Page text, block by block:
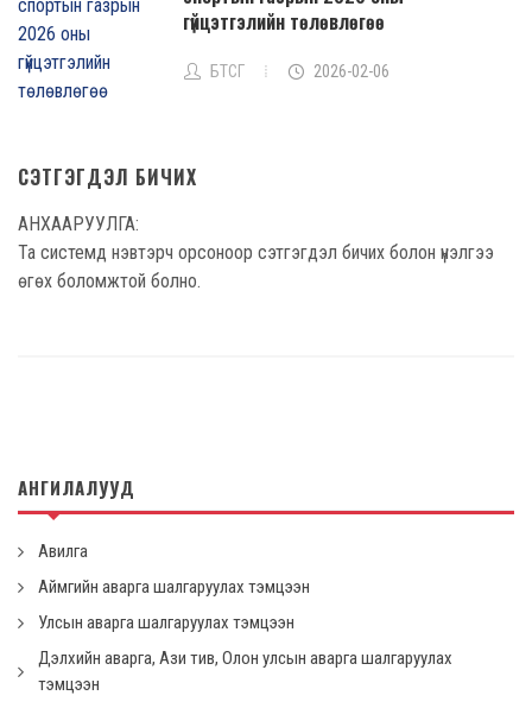
гүйцэтгэлийн төлөвлөгөө
БТСГ 2026-02-06
СЭТГЭГДЭЛ БИЧИХ
АНХААРУУЛГА:
Та системд нэвтэрч орсоноор сэтгэгдэл бичих болон үнэлгээ
өгөх боломжтой болно.
АНГИЛАЛУУД
Авилга
Аймгийн аварга шалгаруулах тэмцээн
Улсын аварга шалгаруулах тэмцээн
Дэлхийн аварга, Ази тив, Олон улсын аварга шалгаруулах
тэмцээн